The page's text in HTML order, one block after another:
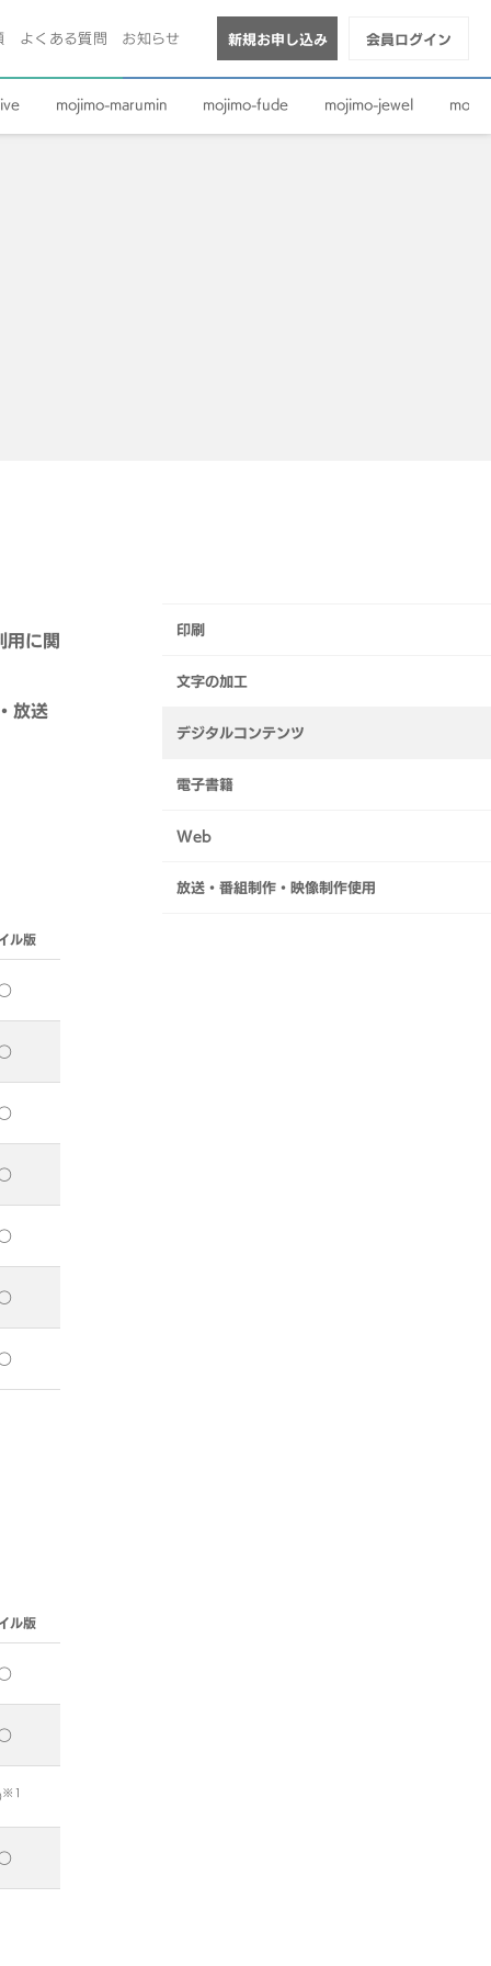
よくある質問 お知らせ 新規お申し込み 会員ログイン
mojimo-marumin mojimo-fude mojimo-jewel
用に関
放送
ル版
ル版
※1
印刷
文字の加工
デジタルコンテンツ
電子書籍
Web
放送・番組制作・映像制作使用